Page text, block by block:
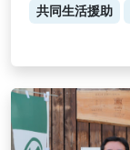
共同生活援助